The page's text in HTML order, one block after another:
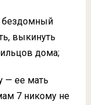
бездомный
выкинуть
дома;
— ее мать
7 никому не